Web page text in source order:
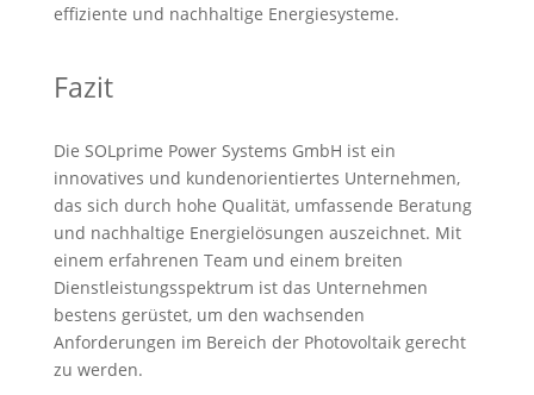
effiziente und nachhaltige Energiesysteme.
Fazit
Die SOLprime Power Systems GmbH ist ein
innovatives und kundenorientiertes Unternehmen,
das sich durch hohe Qualität, umfassende Beratung
und nachhaltige Energielösungen auszeichnet. Mit
einem erfahrenen Team und einem breiten
Dienstleistungsspektrum ist das Unternehmen
bestens gerüstet, um den wachsenden
Anforderungen im Bereich der Photovoltaik gerecht
zu werden.